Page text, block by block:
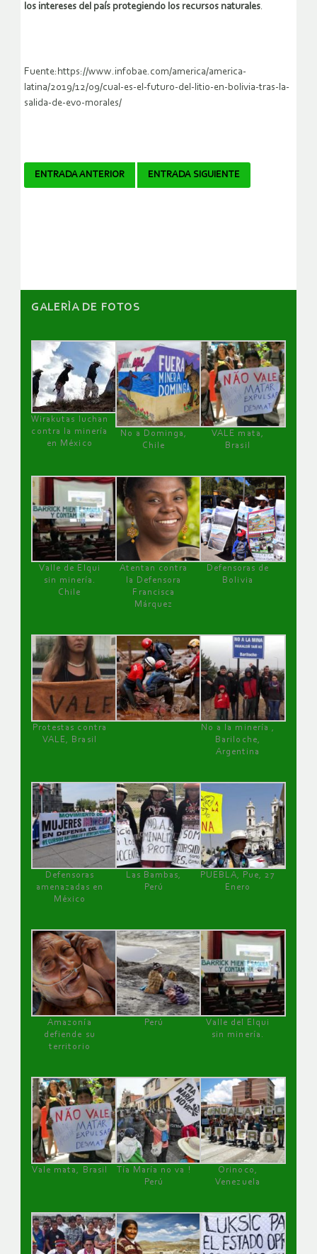
los intereses del país protegiendo los recursos naturales.
Fuente:https://www.infobae.com/america/america-
latina/2019/12/09/cual-es-el-futuro-del-litio-en-bolivia-tras-la-
salida-de-evo-morales/
Navegador
ENTRADA ANTERIOR ENTRADA SIGUIENTE
GALERÌA DE FOTOS
Wirakutas luchan
contra la minería
en México
No a Dominga,
Chile
VALE mata,
Brasil
Valle de Elqui
sin minería.
Chile
Atentan contra
la Defensora
Francisca
Márquez
Defensoras de
Bolivia
Protestas contra
VALE, Brasil
No a la minería ,
Bariloche,
Argentina
Defensoras
amenazadas en
México
Las Bambas,
Perú
PUEBLA, Pue, 27
Enero
Amazonía
defiende su
territorio
Perú
Valle del Elqui
sin minería.
Vale mata, Brasil
Tía María no va !
Perú
Orinoco,
Venezuela